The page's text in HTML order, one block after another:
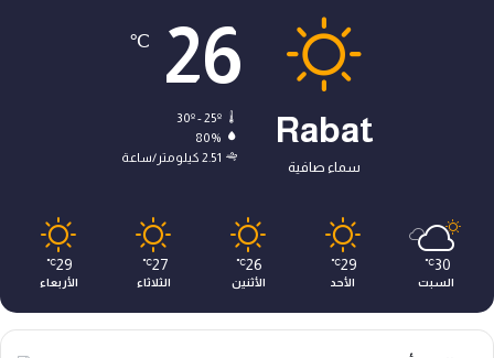
Rabat
سماء صافية
26
℃
30º - 25º
80%
2.51 كيلومتر/ساعة
30
℃
السبت
29
℃
الأحد
26
℃
الأثنين
27
℃
الثلاثاء
29
℃
الأربعاء